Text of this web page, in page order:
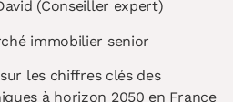
(Conseiller expert)
immobilier senior
les chiffres clés des
à horizon 2050 en France